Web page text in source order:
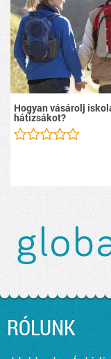
Hogyan vásárolj
hátizsákot?
RÓLUNK